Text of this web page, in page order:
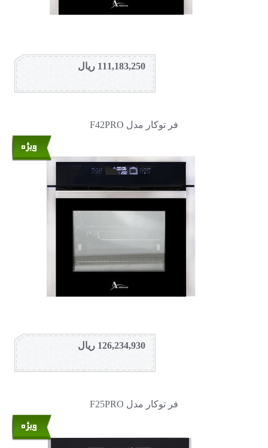
111,183,250 ریال
فر توکار مدل F42PRO
126,234,930 ریال
فر توکار مدل F25PRO